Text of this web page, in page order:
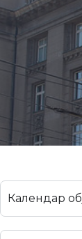
Календар